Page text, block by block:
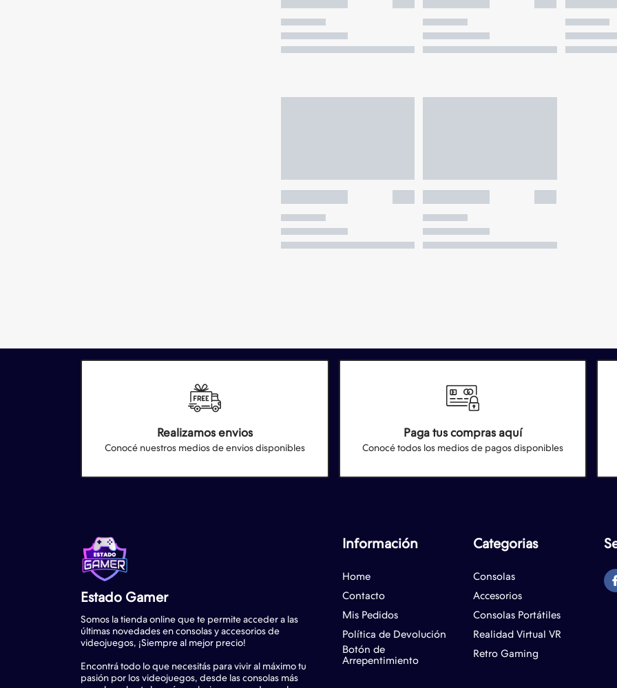
Realizamos envios
Conocé nuestros medios de envios disponibles
Paga tus compras aquí
Conocé todos los medios de pagos disponibles
Estado Gamer
Somos la tienda online que te permite acceder a las
últimas novedades en consolas y accesorios de
videojuegos, ¡Siempre al mejor precio!
Encontrá todo lo que necesitás para vivir al máximo tu
pasión por los videojuegos, desde las consolas más
Información
Home
Contacto
Mis Pedidos
Política de Devolución
Botón de
Arrepentimiento
Categorias
Consolas
Accesorios
Consolas Portátiles
Realidad Virtual VR
Retro Gaming